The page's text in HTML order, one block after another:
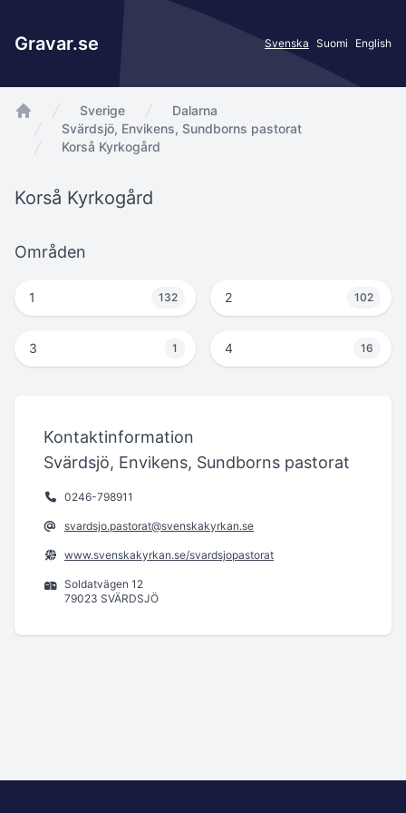
Gravar.se Svenska Suomi English
app.Start
Sverige
Dalarna
Svärdsjö, Envikens, Sundborns pastorat
Korså Kyrkogård
Korså Kyrkogård
Områden
1 132 2 102
3 1 4 16
Kontaktinformation
Svärdsjö, Envikens, Sundborns pastorat
0246-798911
svardsjo.pastorat@svenskakyrkan.se
www.svenskakyrkan.se/svardsjopastorat
Soldatvägen 12
79023 SVÄRDSJÖ